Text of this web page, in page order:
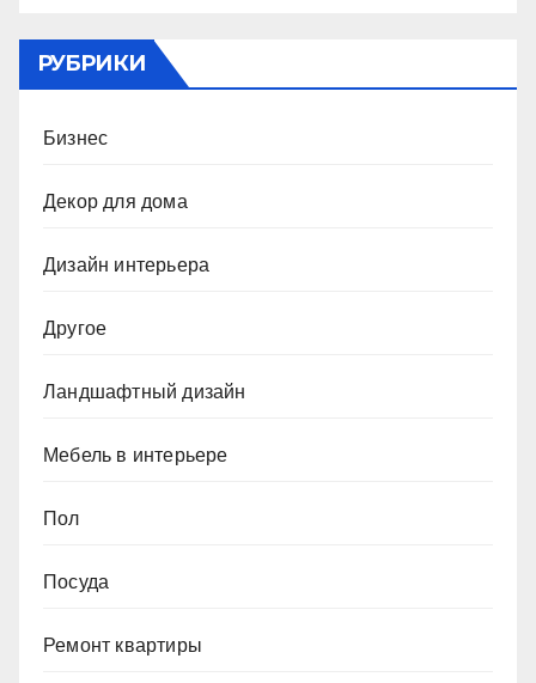
РУБРИКИ
Бизнес
Декор для дома
Дизайн интерьера
Другое
Ландшафтный дизайн
Мебель в интерьере
Пол
Посуда
Ремонт квартиры